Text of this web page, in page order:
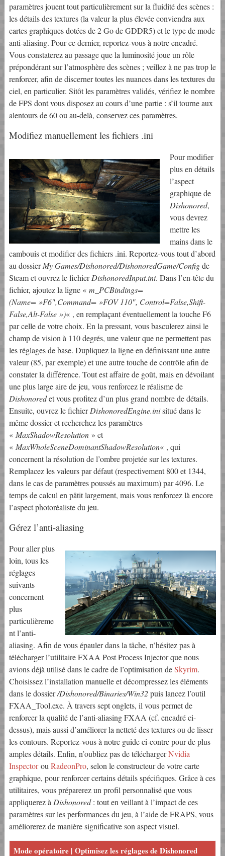
paramètres jouent tout particulièrement sur la fluidité des scènes :
les détails des textures (la valeur la plus élevée conviendra aux
cartes graphiques dotées de 2 Go de GDDR5) et le type de mode
anti-aliasing. Pour ce dernier, reportez-vous à notre encadré.
Vous constaterez au passage que la luminosité joue un rôle
prépondérant sur l’atmosphère des scènes ; veillez à ne pas trop le
renforcer, afin de discerner toutes les nuances dans les textures du
ciel, en particulier. Sitôt les paramètres validés, vérifiez le nombre
de FPS dont vous disposez au cours d’une partie : s’il tourne aux
alentours de 60 ou au-delà, conservez ces paramètres.
Modifiez manuellement les fichiers .ini
Pour modifier
plus en détails
l’aspect
graphique de
Dishonored,
vous devrez
mettre les
mains dans le
cambouis et modifier des fichiers .ini. Reportez-vous tout d’abord
au dossierMy Games/Dishonored/DishonoredGame/Configde
Steam et ouvrez le fichierDishonoredInput.ini. Dans l’en-tête du
fichier, ajoutez la ligne « m_PCBindings=
(Name= »F6″,Command= »FOV 110″, Control=False,Shift-
False,Alt-False »)« , en remplaçant éventuellement la touche F6
par celle de votre choix. En la pressant, vous basculerez ainsi le
champ de vision à 110 degrés, une valeur que ne permettent pas
les réglages de base. Dupliquez la ligne en définissant une autre
valeur (85, par exemple) et une autre touche de contrôle afin de
constater la différence. Tout est affaire de goût, mais en dévoilant
une plus large aire de jeu, vous renforcez le réalisme de
Dishonoredet vous profitez d’un plus grand nombre de détails.
Ensuite, ouvrez le fichierDishonoredEngine.inisitué dans le
même dossier et recherchez les paramètres
« MaxShadowResolution» et
« MaxWholeSceneDominantShadowResolution« , qui
concernent la résolution de l’ombre projetée sur les textures.
Remplacez les valeurs par défaut (respectivement 800 et 1344,
dans le cas de paramètres poussés au maximum) par 4096. Le
temps de calcul en pâtit largement, mais vous renforcez là encore
l’aspect photoréaliste du jeu.
Gérez l’anti-aliasing
Pour aller plus
loin, tous les
réglages
suivants
concernent
plus
particulièreme
nt l’anti-
aliasing. Afin de vous épauler dans la tâche, n’hésitez pas à
télécharger l’utilitaire FXAA Post Process Injector que nous
avions déjà utilisé dans le cadre de l’optimisation deSkyrim.
Choisissez l’installation manuelle et décompressez les éléments
dans le dossier/Dishonored/Binaries/Win32puis lancez l’outil
FXAA_Tool.exe. À travers sept onglets, il vous permet de
renforcer la qualité de l’anti-aliasing FXAA (cf. encadré ci-
dessus), mais aussi d’améliorer la netteté des textures ou de lisser
les contours. Reportez-vous à notre guide ci-contre pour de plus
amples détails. Enfin, n’oubliez pas de téléchargerNvidia
InspectorouRadeonPro, selon le constructeur de votre carte
graphique, pour renforcer certains détails spécifiques. Grâce à ces
utilitaires, vous préparerez un profil personnalisé que vous
appliquerez àDishonored: tout en veillant à l’impact de ces
paramètres sur les performances du jeu, à l’aide de FRAPS, vous
améliorerez de manière significative son aspect visuel.
Mode opératoire | Optimisez les réglages de Dishonored